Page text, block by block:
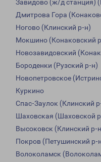
Завидово (ж/д станция)
Дмитрова Гора
Ногово (Клинский р-н)
Мокшино (Конаковский
Новозавидовский
Бороденки (Рузский р-н)
Новопетровское
Куркино
Спас-Заулок (Клинский
Шаховская (Шаховской
Высоковск (Клинский р-
Покров (Петушинский р-
Волоколамск